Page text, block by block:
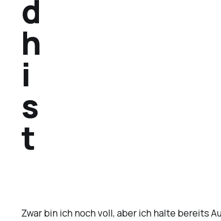
Zwar bin ich noch voll, aber ich halte bereits
d
h
i
s
t